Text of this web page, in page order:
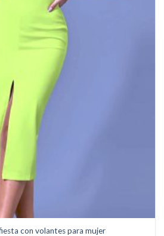
con volantes para mujer